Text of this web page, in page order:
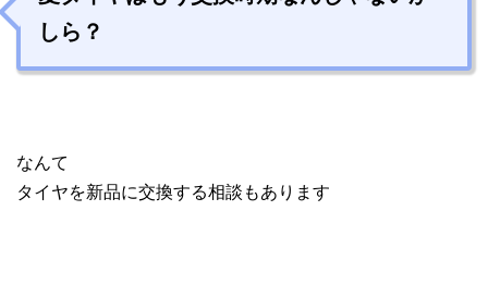
しら？
なんて
タイヤを新品に交換する相談もあります